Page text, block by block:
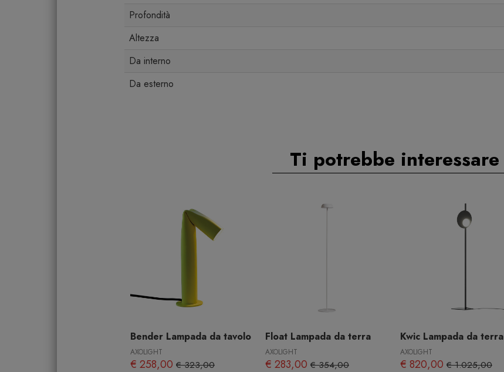
Profondità
Altezza
Da interno
Da esterno
Ti potrebbe interessare
Bender Lampada da tavolo
AXOLIGHT
€ 258,00 € 323,00
Float Lampada da terra
AXOLIGHT
€ 283,00 € 354,00
Kwic Lampada da terra
AXOLIGHT
€ 820,00 € 1.025,00